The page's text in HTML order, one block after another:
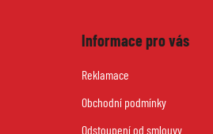
Informace pro vás
Reklamace
Obchodní podmínky
Odstoupení od smlouvy